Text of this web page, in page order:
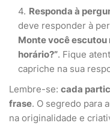
Responda à
deve responder à
Monte você escutou
horário?”. Fique
capriche na sua
Lembre-se: cada
frase. O segredo para
na originalidade e